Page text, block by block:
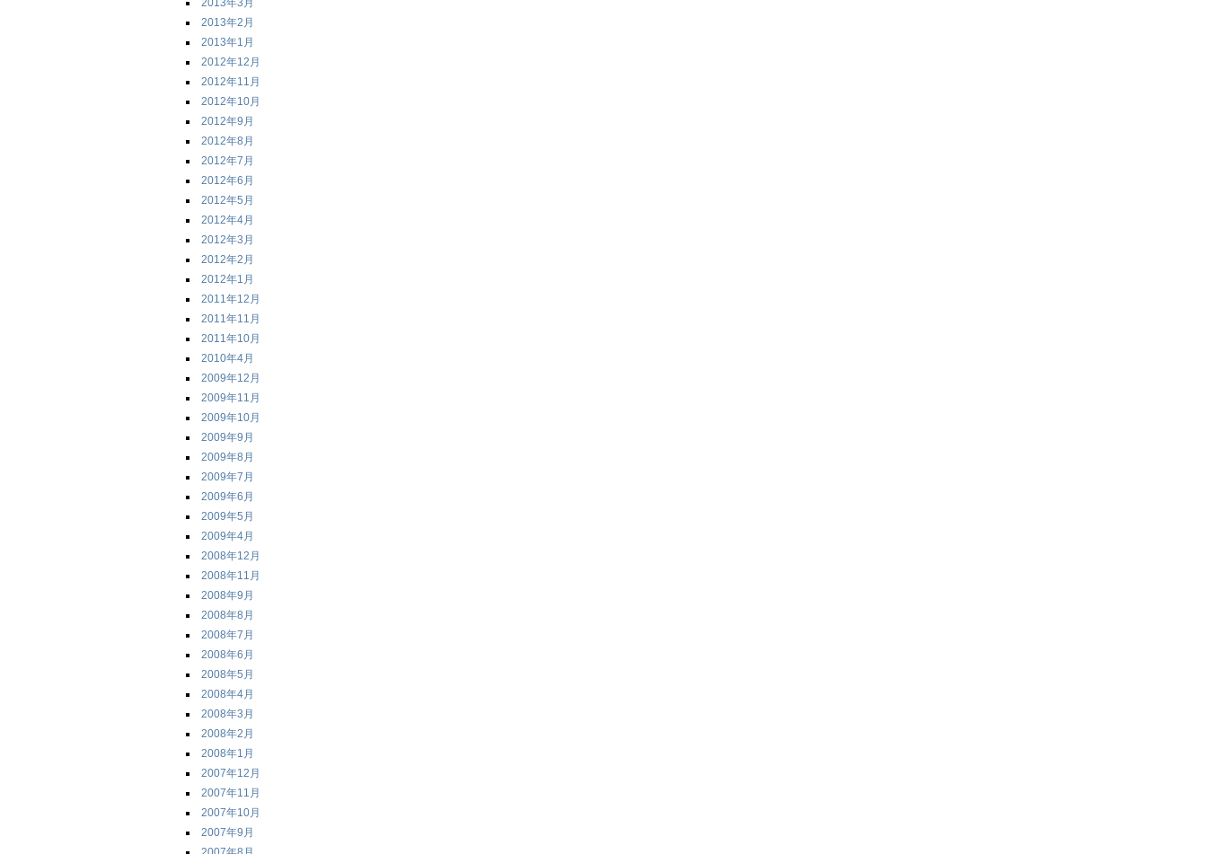
2013年3月
2013年2月
2013年1月
2012年12月
2012年11月
2012年10月
2012年9月
2012年8月
2012年7月
2012年6月
2012年5月
2012年4月
2012年3月
2012年2月
2012年1月
2011年12月
2011年11月
2011年10月
2010年4月
2009年12月
2009年11月
2009年10月
2009年9月
2009年8月
2009年7月
2009年6月
2009年5月
2009年4月
2008年12月
2008年11月
2008年9月
2008年8月
2008年7月
2008年6月
2008年5月
2008年4月
2008年3月
2008年2月
2008年1月
2007年12月
2007年11月
2007年10月
2007年9月